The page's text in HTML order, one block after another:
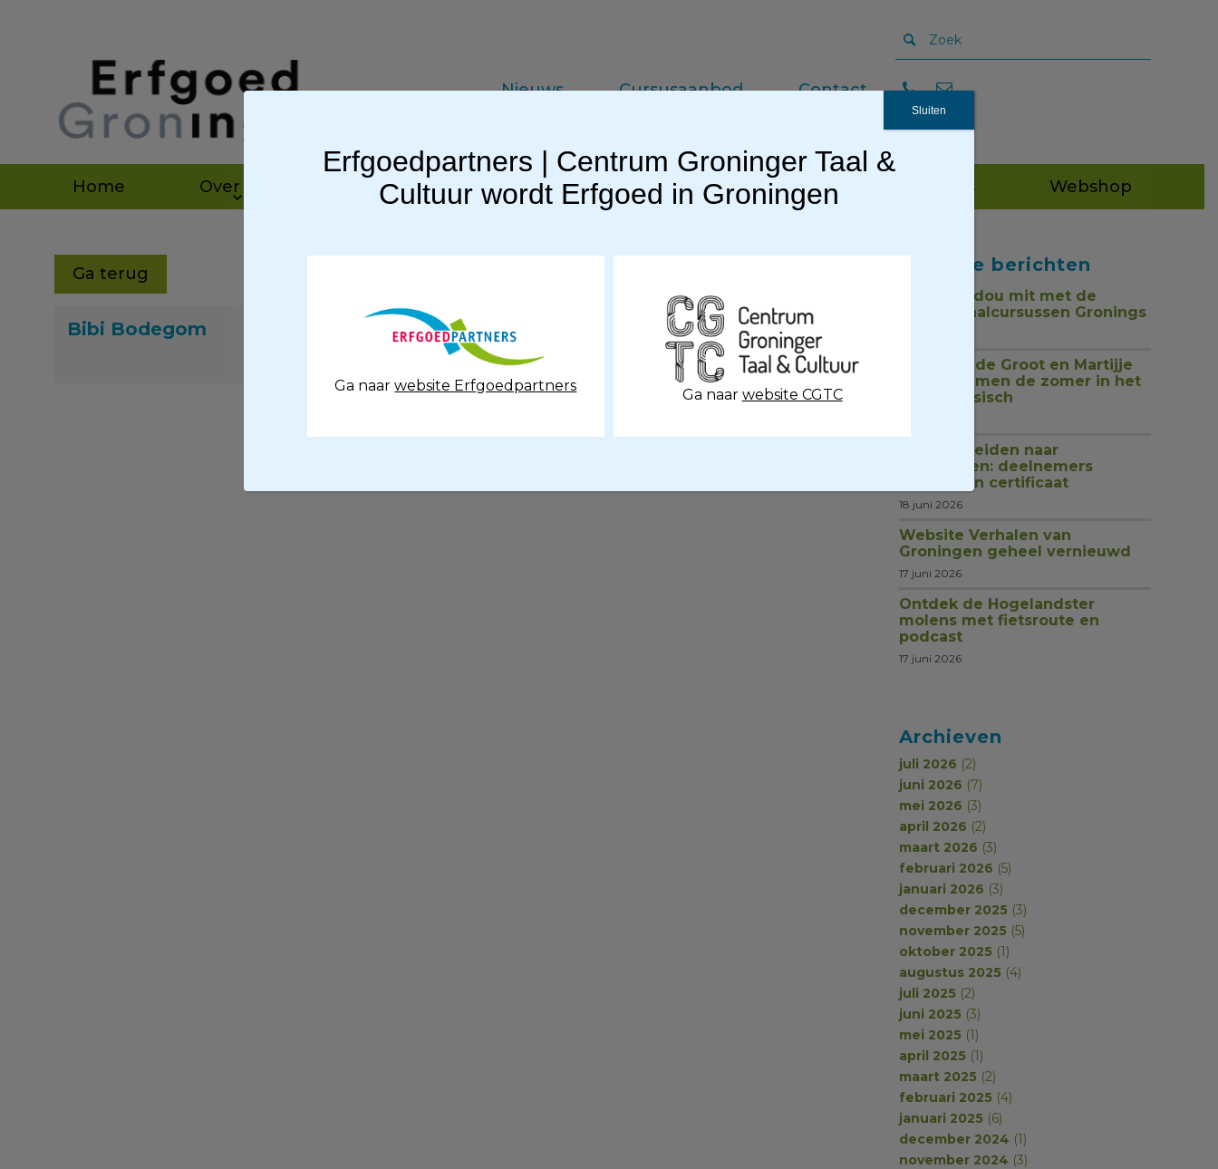
Nieuws Cursusaanbod Contact
Home Over ons Agenda Vakinformatie Praktijkkennis Publicaties Webshop
Ga terug
Bibi Bodegom
Recente berichten
Tou mor, dou mit met de
nieuwe taalcursussen Gronings
Jan Henk de Groot en Martijje
zingen samen de zomer in het
Nedersaksisch
Van rondleiden naar
begeleiden: deelnemers
ontvangen certificaat
18 juni 2026
Website Verhalen van
Groningen geheel vernieuwd
17 juni 2026
Ontdek de Hogelandster
molens met fietsroute en
podcast
17 juni 2026
Archieven
juli 2026 (2)
juni 2026 (7)
mei 2026 (3)
april 2026 (2)
maart 2026 (3)
februari 2026 (5)
januari 2026 (3)
december 2025 (3)
november 2025 (5)
oktober 2025 (1)
augustus 2025 (4)
juli 2025 (2)
juni 2025 (3)
mei 2025 (1)
april 2025 (1)
maart 2025 (2)
februari 2025 (4)
januari 2025 (6)
december 2024 (1)
november 2024 (3)
Erfgoedpartners | Centrum Groninger Taal &
Cultuur wordt Erfgoed in Groningen
Ga naarwebsite Erfgoedpartners
Ga naar website CGTC
Sluiten